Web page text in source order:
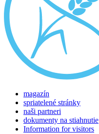
magazín
spriatelené stránky
naši partneri
dokumenty na stiahnutie
Information for visitors